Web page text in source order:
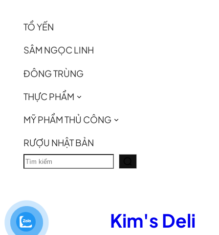
TỔ YẾN
SÂM NGỌC LINH
ĐÔNG TRÙNG
THỰC PHẨM
MỸ PHẨM THỦ CÔNG
RƯỢU NHẬT BẢN
T
k
i
ế
Kim's Deli